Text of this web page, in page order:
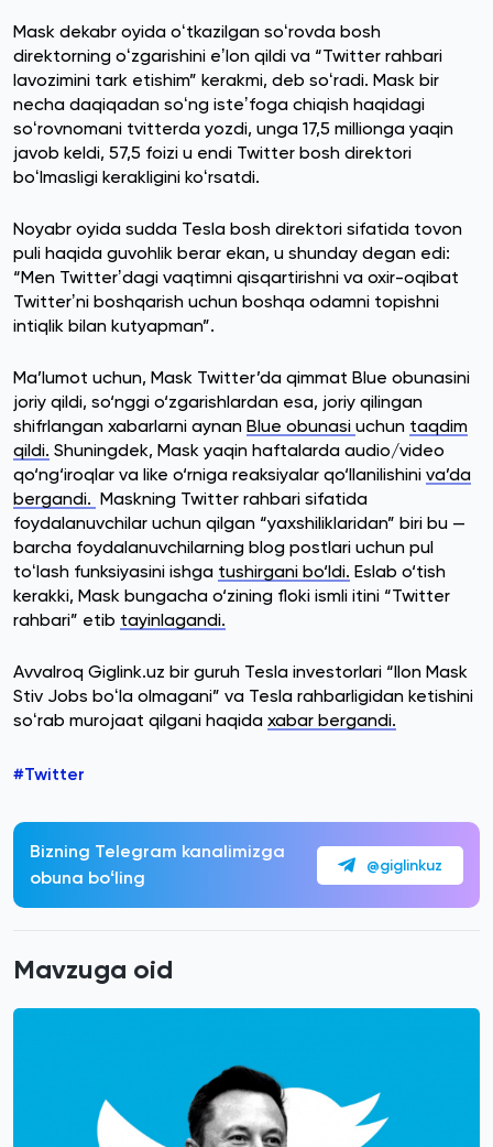
Mask dekabr oyida oʻtkazilgan soʻrovda bosh
direktorning oʻzgarishini eʼlon qildi va “Twitter rahbari
lavozimini tark etishim” kerakmi, deb soʻradi. Mask bir
necha daqiqadan soʻng isteʼfoga chiqish haqidagi
soʻrovnomani tvitterda yozdi, unga 17,5 millionga yaqin
javob keldi, 57,5 ​​foizi u endi Twitter bosh direktori
boʻlmasligi kerakligini koʻrsatdi.
Noyabr oyida sudda Tesla bosh direktori sifatida tovon
puli haqida guvohlik berar ekan, u shunday degan edi:
“Men Twitterʼdagi vaqtimni qisqartirishni va oxir-oqibat
Twitterʼni boshqarish uchun boshqa odamni topishni
intiqlik bilan kutyapman”.
Ma’lumot uchun, Mask Twitter’da qimmat Blue obunasini
joriy qildi, so‘nggi o‘zgarishlardan esa, joriy qilingan
shifrlangan xabarlarni aynan Blue obunasi uchun taqdim
qildi. Shuningdek, Mask yaqin haftalarda audio/video
qo‘ng‘iroqlar va like o‘rniga reaksiyalar qo‘llanilishini va’da
bergandi. Maskning Twitter rahbari sifatida
foydalanuvchilar uchun qilgan “yaxshiliklaridan” biri bu —
barcha foydalanuvchilarning blog postlari uchun pul
toʻlash funksiyasini ishga tushirgani bo‘ldi. Eslab o‘tish
kerakki, Mask bungacha o‘zining floki ismli itini “Twitter
rahbari” etib tayinlagandi.
Avvalroq Giglink.uz bir guruh Tesla investorlari “Ilon Mask
Stiv Jobs boʻla olmagani” va Tesla rahbarligidan ketishini
soʻrab murojaat qilgani haqida xabar bergandi.
#Twitter
Bizning Telegram kanalimizga
obuna boʻling
@giglinkuz
Mavzuga oid